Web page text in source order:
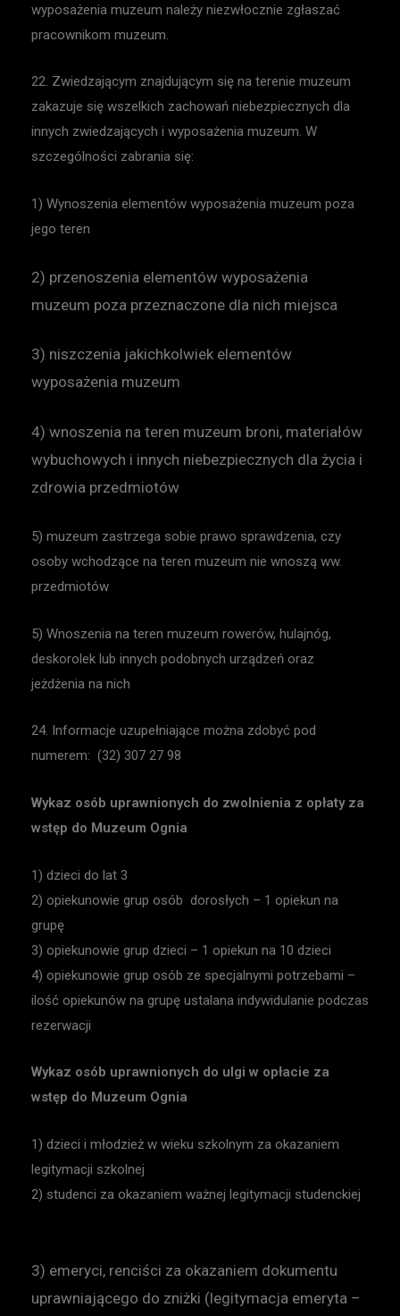
wyposażenia muzeum należy niezwłocznie zgłaszać
pracownikom muzeum.
22. Zwiedzającym znajdującym się na terenie muzeum
zakazuje się wszelkich zachowań niebezpiecznych dla
innych zwiedzających i wyposażenia muzeum. W
szczególności zabrania się:
1) Wynoszenia elementów wyposażenia muzeum poza
jego teren
2) przenoszenia elementów wyposażenia
muzeum poza przeznaczone dla nich miejsca
3) niszczenia jakichkolwiek elementów
wyposażenia muzeum
4) wnoszenia na teren muzeum broni, materiałów
wybuchowych i innych niebezpiecznych dla życia i
zdrowia przedmiotów
5) muzeum zastrzega sobie prawo sprawdzenia, czy
osoby wchodzące na teren muzeum nie wnoszą ww.
przedmiotów
5) Wnoszenia na teren muzeum rowerów, hulajnóg,
deskorolek lub innych podobnych urządzeń oraz
jeżdżenia na nich
24. Informacje uzupełniające można zdobyć pod
numerem: (32) 307 27 98
Wykaz osób uprawnionych do zwolnienia z opłaty za
wstęp do Muzeum Ognia
1) dzieci do lat 3
2) opiekunowie grup osób dorosłych – 1 opiekun na
grupę
3) opiekunowie grup dzieci – 1 opiekun na 10 dzieci
4) opiekunowie grup osób ze specjalnymi potrzebami –
ilość opiekunów na grupę ustalana indywidulanie podczas
rezerwacji
Wykaz osób uprawnionych do ulgi w opłacie za
wstęp do Muzeum Ognia
1) dzieci i młodzież w wieku szkolnym za okazaniem
legitymacji szkolnej
2) studenci za okazaniem ważnej legitymacji studenckiej
3) emeryci, renciści za okazaniem dokumentu
uprawniającego do zniżki (legitymacja emeryta –